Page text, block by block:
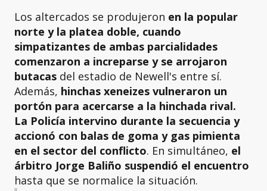
Los altercados se produjeron en la popular
norte y la platea doble, cuando
simpatizantes de ambas parcialidades
comenzaron a increparse y se arrojaron
butacas del estadio de Newell's entre sí.
Además, hinchas xeneizes vulneraron un
portón para acercarse a la hinchada rival.
La Policía intervino durante la secuencia y
accionó con balas de goma y gas pimienta
en el sector del conflicto. En simultáneo, el
árbitro Jorge Baliño suspendió el encuentro
hasta que se normalice la situación.